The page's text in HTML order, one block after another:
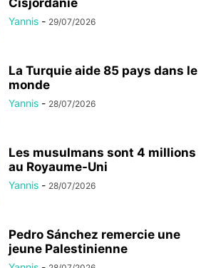
Cisjordanie
Yannis - 29/07/2026
La Turquie aide 85 pays dans le
monde
Yannis - 28/07/2026
Les musulmans sont 4 millions
au Royaume-Uni
Yannis - 28/07/2026
Pedro Sánchez remercie une
jeune Palestinienne